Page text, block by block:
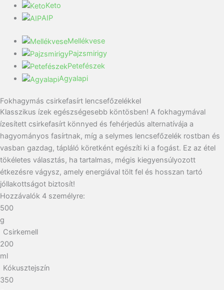
Keto
AIP
Mellékvese
Pajzsmirigy
Petefészek
Agyalapi
Fokhagymás csirkefasírt lencsefőzelékkel
Klasszikus ízek egészségesebb köntösben! A fokhagymával
ízesített csirkefasírt könnyed és fehérjedús alternatívája a
hagyományos fasírtnak, míg a selymes lencsefőzelék rostban és
vasban gazdag, tápláló köretként egészíti ki a fogást. Ez az étel
tökéletes választás, ha tartalmas, mégis kiegyensúlyozott
étkezésre vágysz, amely energiával tölt fel és hosszan tartó
jóllakottságot biztosít!
Hozzávalók 4 személyre:
500
g
Csirkemell
200
ml
Kókusztejszín
350